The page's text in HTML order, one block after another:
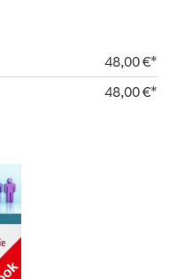
48,00 €*
48,00 €*